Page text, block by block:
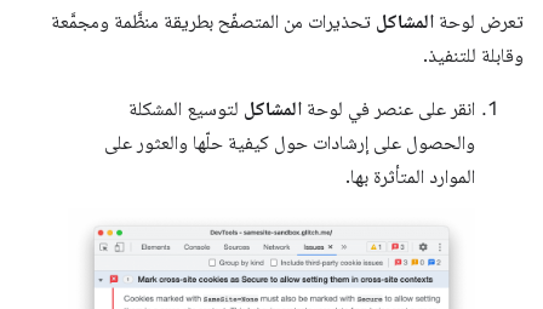
تعرض لوحة المشاكل تحذيرات من المتصفّح بطريقة منظَّمة ومجمَّعة
وقابلة للتنفيذ.
انقر على عنصر في لوحة المشاكل لتوسيع المشكلة
والحصول على إرشادات حول كيفية حلّها والعثور على
الموارد المتأثرة بها.